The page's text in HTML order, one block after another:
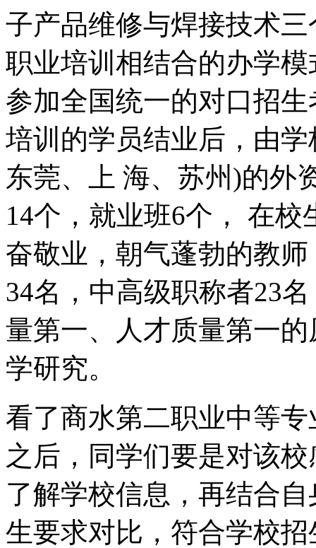
子产品维修与焊接技术
职业培训相结合的办学
参加全国统一的对口招
培训的学员结业后，由
东莞、上 海、苏州)的外
14个，就业班6个， 在
奋敬业，朝气蓬勃的教
34名，中高级职称者23
量第一、人才质量第一
学研究。
看了商水第二职业中等
之后，同学们要是对该
了解学校信息，再结合
生要求对比，符合学校